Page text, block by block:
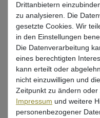
Mehr als 5 Stück verfügbar
Wunschliste
Drittanbietern
zu analysieren. Die
gesetzte Cookies. Wir
in den Einstellungen
Die Datenverarbeitung
eines berechtigten
kann erteilt oder
nicht einzuwilligen und
Zeitpunkt zu ändern
Impressum und weitere
personenbezogener